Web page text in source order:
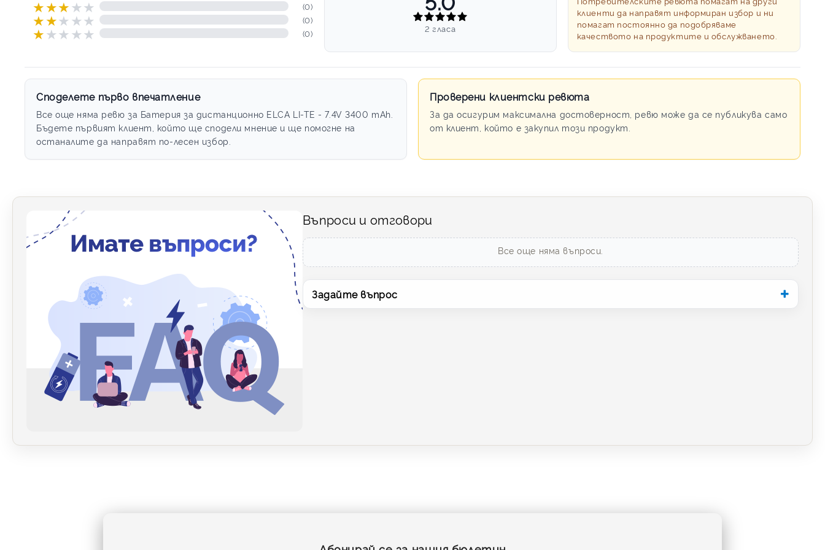
★★★★★ (0)
★★★★★ (0)
★★★★★ (0) 2 гласа
клиенти да направят информиран избор и ни
помагат постоянно да подобряваме
качеството на продуктите и обслужването.
Споделете първо впечатление
Все още няма ревю за Батерия за дистанционно ELCA LI-TE - 7.4V 3400 mAh.
Бъдете първият клиент, който ще сподели мнение и ще помогне на
останалите да направят по-лесен избор.
Проверени клиентски ревюта
За да осигурим максимална достоверност, ревю може да се публикува само
от клиент, който е закупил този продукт.
Въпроси и отговори
Все още няма въпроси.
Задайте въпрос